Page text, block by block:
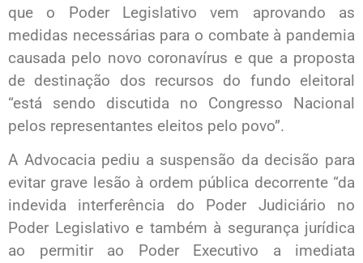
que o Poder Legislativo vem aprovando as
medidas necessárias para o combate à pandemia
causada pelo novo coronavírus e que a proposta
de destinação dos recursos do fundo eleitoral
“está sendo discutida no Congresso Nacional
pelos representantes eleitos pelo povo”.
A Advocacia pediu a suspensão da decisão para
evitar grave lesão à ordem pública decorrente “da
indevida interferência do Poder Judiciário no
Poder Legislativo e também à segurança jurídica
ao permitir ao Poder Executivo a imediata